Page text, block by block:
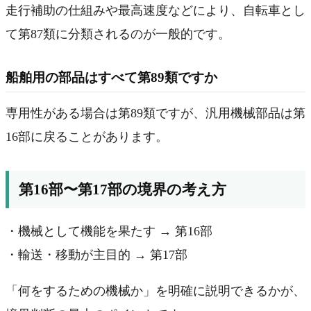
走行補助の仕組みや最高速度などにより、自転車とし
て第87類に分類されるのが一般的です。
船舶用の部品はすべて第89類ですか
専用性がある場合は第89類ですが、汎用機械部品は第
16部に戻ることがあります。
第16部〜第17部の境界の考え方
・機械として機能を果たす → 第16部
・輸送・移動が主目的 → 第17部
「何をするための機械か」を明確に説明できるかが、